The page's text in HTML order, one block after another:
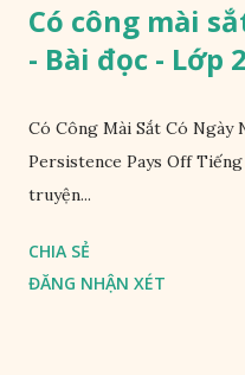
Có công mài
- Bài đọc - Lớp 2
Có Công Mài Sắt Có Ngày
Persistence Pays Off
truyện...
CHIA SẺ
ĐĂNG NHẬN XÉT